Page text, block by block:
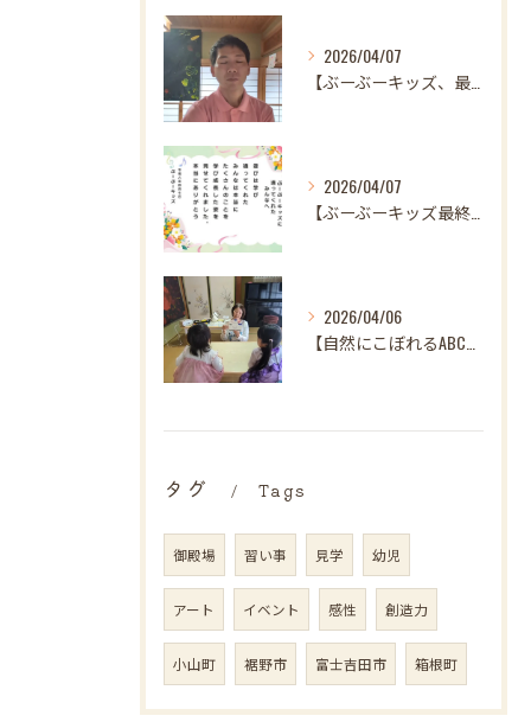
2026/04/07
2026/04/07
2026/04/06
タグ Tags
御殿場 習い事 見学 幼児
アート イベント 感性 創造力
小山町 裾野市 富士吉田市 箱根町